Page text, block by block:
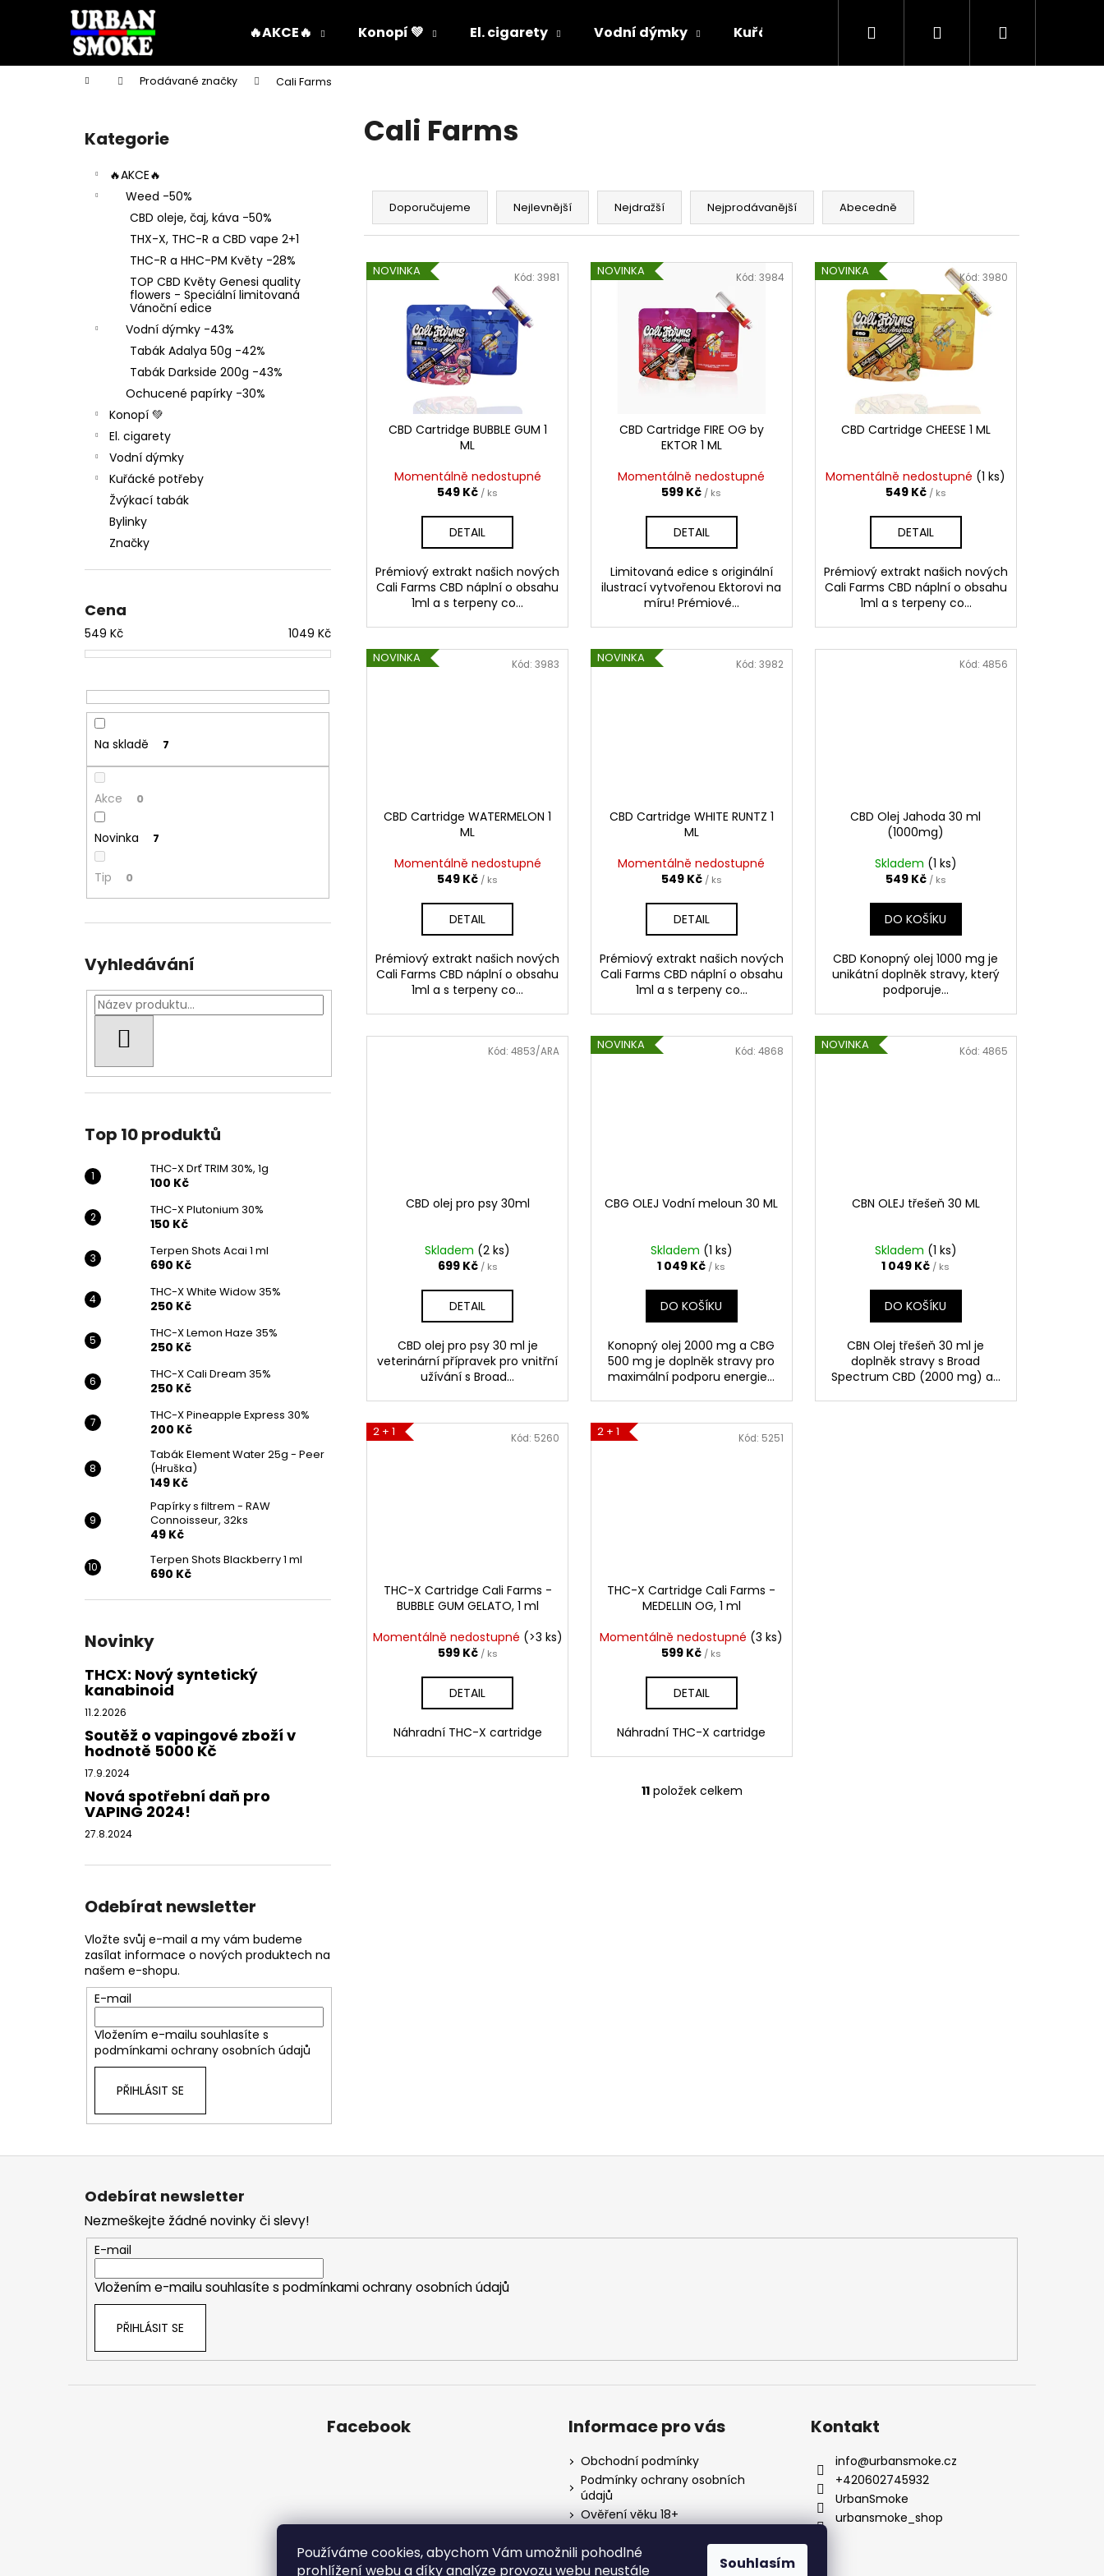
Používáme cookies, abychom Vám umožnili pohodlné
prohlížení webu a díky analýze provozu webu neustále
Souhlasím
🔥AKCE🔥 Konopí 💚 El. cigarety Vodní dýmky Kuřácké potřeby Žvýkací tabák
Hledat PřihlášeníNákupní
Domů Prodávané značky Cali Farms
Přeskočit
kategorie
Kategorie
🔥AKCE🔥
Weed -50%
CBD oleje, čaj, káva -50%
THX-X, THC-R a CBD vape 2+1
THC-R a HHC-PM Květy -28%
TOP CBD Květy Genesi quality
flowers - Speciální limitovaná
Vánoční edice
Vodní dýmky -43%
Tabák Adalya 50g -42%
Tabák Darkside 200g -43%
Ochucené papírky -30%
Konopí 💚
El. cigarety
Vodní dýmky
Kuřácké potřeby
Žvýkací tabák
Bylinky
Značky
Cena
549 Kč 1049 Kč
Na skladě 7
Akce 0
Novinka 7
Tip 0
Vyhledávání
Top 10 produktů
THC-X Drť TRIM 30%, 1g
100 Kč
THC-X Plutonium 30%
150 Kč
Terpen Shots Acai 1 ml
690 Kč
THC-X White Widow 35%
250 Kč
THC-X Lemon Haze 35%
250 Kč
THC-X Cali Dream 35%
250 Kč
THC-X Pineapple Express 30%
200 Kč
Tabák Element Water 25g - Peer
(Hruška)
149 Kč
Papírky s filtrem - RAW
Connoisseur, 32ks
49 Kč
Terpen Shots Blackberry 1 ml
690 Kč
Novinky
THCX: Nový syntetický
kanabinoid
11.2.2026
Soutěž o vapingové zboží v
hodnotě 5000 Kč
17.9.2024
Nová spotřební daň pro
VAPING 2024!
27.8.2024
Odebírat newsletter
Vložte svůj e-mail a my vám budeme
zasílat informace o nových produktech na
našem e-shopu.
E-mail
Vložením e-mailu souhlasíte s
podmínkami ochrany osobních údajů
PŘIHLÁSIT SE
Cali Farms
Ř
z
n
Doporučujeme Nejlevnější Nejdražší Nejprodávanější Abecedně
V
ýNOVINKA
CBD Cartridge BUBBLE GUM 1
ML
Momentálně nedostupné
549 Kč / ks
DETAIL
Prémiový extrakt našich nových
Cali Farms CBD náplní o obsahu
1ml a s terpeny co...
Kód:3981 NOVINKA
CBD Cartridge FIRE OG by
EKTOR 1 ML
Momentálně nedostupné
599 Kč / ks
DETAIL
Limitovaná edice s originální
ilustrací vytvořenou Ektorovi na
míru! Prémiové...
Kód: 3984 NOVINKA
CBD Cartridge CHEESE 1 ML
Momentálně nedostupné (1 ks)
549 Kč / ks
DETAIL
Prémiový extrakt našich nových
Cali Farms CBD náplní o obsahu
1ml a s terpeny co...
Kód: 3980
NOVINKA
CBD Cartridge WATERMELON 1
ML
Momentálně nedostupné
549 Kč / ks
DETAIL
Prémiový extrakt našich nových
Cali Farms CBD náplní o obsahu
1ml a s terpeny co...
Kód:3983 NOVINKA
CBD Cartridge WHITE RUNTZ 1
ML
Momentálně nedostupné
549 Kč / ks
DETAIL
Prémiový extrakt našich nových
Cali Farms CBD náplní o obsahu
1ml a s terpeny co...
Kód: 3982
CBD Olej Jahoda 30 ml
(1000mg)
Skladem (1 ks)
549 Kč / ks
DO KOŠÍKU
CBD Konopný olej 1000 mg je
unikátní doplněk stravy, který
podporuje...
Kód: 4856
CBD olej pro psy 30ml
Skladem (2 ks)
699 Kč / ks
DETAIL
CBD olej pro psy 30 ml je
veterinární přípravek pro vnitřní
užívání s Broad...
Kód:4853/ARA NOVINKA
CBG OLEJ Vodní meloun 30 ML
Skladem (1 ks)
1 049 Kč / ks
DO KOŠÍKU
Konopný olej 2000 mg a CBG
500 mg je doplněk stravy pro
maximální podporu energie...
Kód: 4868 NOVINKA
CBN OLEJ třešeň 30 ML
Skladem (1 ks)
1 049 Kč / ks
DO KOŠÍKU
CBN Olej třešeň 30 ml je
doplněk stravy s Broad
Spectrum CBD (2000 mg) a...
Kód: 4865
2 + 1
THC-X Cartridge Cali Farms -
BUBBLE GUM GELATO, 1 ml
Momentálně nedostupné (>3 ks)
599 Kč / ks
DETAIL
Náhradní THC-X cartridge
Kód: 5260 2 + 1
THC-X Cartridge Cali Farms -
MEDELLIN OG, 1 ml
Momentálně nedostupné (3 ks)
599 Kč / ks
DETAIL
Náhradní THC-X cartridge
Kód: 5251
O
11položek celkem
í
Zpět
do
Zpět
do
Doporučujeme
Následující
THC-X DRŤ TRIM 30%, 1G
100 Kč
Původně:150 Kč
THC-X PLUTONIUM 30%
Původně: 250 Kč
TERPEN SHOTS ACAI 1 ML
Z
Odebírat newsletter
Nezmeškejte žádné novinky či slevy!
E-mail
Vložením e-mailu souhlasíte s podmínkami ochrany osobních údajů
PŘIHLÁSIT SE
Facebook Informace pro vás
Obchodní podmínky
Podmínky ochrany osobních
údajů
Ověření věku 18+
Napište nám
Kontakt
info@urbansmoke.cz
+420602745932
UrbanSmoke
urbansmoke_shop